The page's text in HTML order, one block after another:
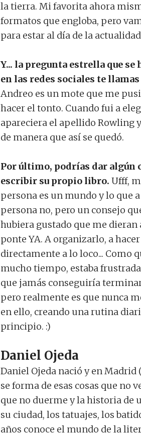
la tierra. Mi favorita ahora
formatos que engloba, pero
para estar al día de la
Y... la pregunta estrella que se
en las redes sociales te
Andreo es un mote que me
hacer el tonto. Cuando fui a
apareciera el apellido Rowling
de manera que así se quedó.
Por último, podrías dar algún
escribir su propio libro. Ufff,
persona es un mundo y lo que
persona no, pero un consejo
hubiera gustado que me
ponte YA. A organizarlo, a
directamente a lo loco... Como
mucho tiempo, estaba
que jamás conseguiría
pero realmente es que nunca
en ello, creando una rutina
principio. :)
Daniel Ojeda
Daniel Ojeda nació y en Madrid
se forma de esas cosas que no
que no duerme y la historia de
su ciudad, los tatuajes, los
años conoce el mundo de la